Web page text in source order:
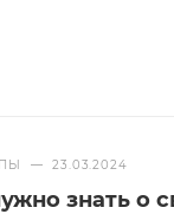
— 23.03.2024
знать о